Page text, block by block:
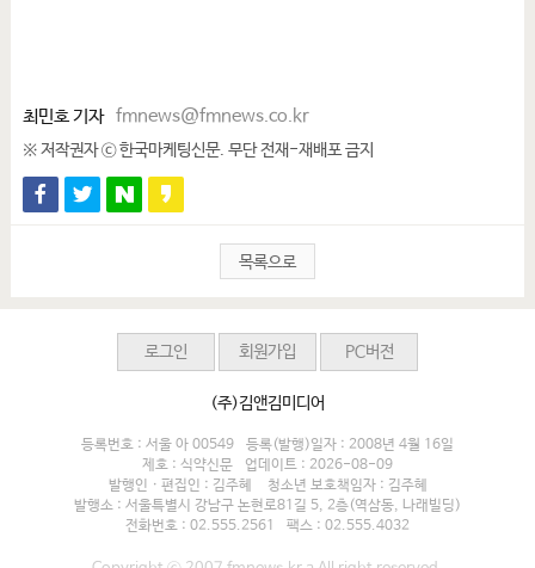
최민호 기자 fmnews@fmnews.co.kr
※ 저작권자 ⓒ 한국마케팅신문. 무단 전재-재배포 금지
목록으로
로그인 회원가입 PC버전
(주)김앤김미디어
등록번호 : 서울 아 00549
등록(발행)일자 : 2008년 4월 16일
제호 : 식약신문
업데이트 : 2026-08-09
발행인 · 편집인 : 김주혜
청소년 보호책임자 : 김주혜
발행소 : 서울특별시 강남구 논현로81길 5, 2층(역삼동, 나래빌딩)
전화번호 : 02.555.2561
팩스 : 02.555.4032